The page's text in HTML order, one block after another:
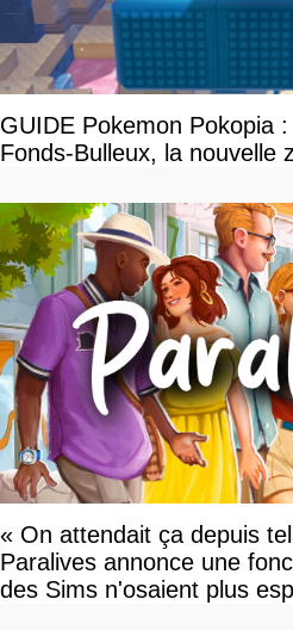
GUIDE Pokemon Pokopia
Fonds-Bulleux, la nouvelle
« On attendait ça depuis
Paralives annonce une
des Sims n'osaient plus